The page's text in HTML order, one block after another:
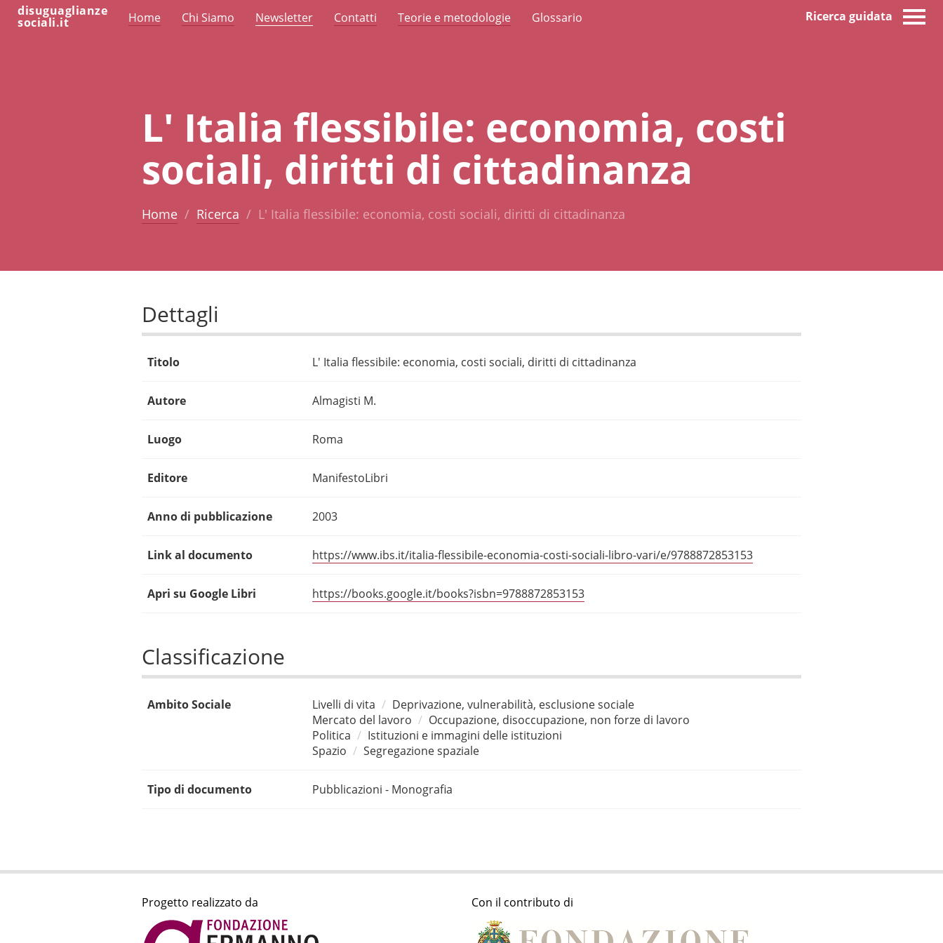
disuguaglianze
sociali.it Home Chi Siamo Newsletter Contatti Teorie e metodologie Glossario Ricerca guidata
L' Italia flessibile: economia, costi
sociali, diritti di cittadinanza
Home Ricerca L' Italia flessibile: economia, costi sociali, diritti di cittadinanza
Dettagli
Titolo L' Italia flessibile: economia, costi sociali, diritti di cittadinanza
Autore Almagisti M.
Luogo Roma
Editore ManifestoLibri
Anno di pubblicazione 2003
Link al documento https://www.ibs.it/italia-flessibile-economia-costi-sociali-libro-vari/e/9788872853153
Apri su Google Libri https://books.google.it/books?isbn=9788872853153
Classificazione
Ambito Sociale Livelli di vita
Deprivazione, vulnerabilità, esclusione sociale
Mercato del lavoro
Occupazione, disoccupazione, non forze di lavoro
Politica
Istituzioni e immagini delle istituzioni
Spazio
Segregazione spaziale
Tipo di documento Pubblicazioni - Monografia
Progetto realizzato da Con il contributo di